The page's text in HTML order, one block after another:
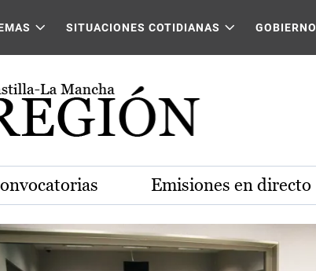
SITUACIONES COTIDIANAS GOBIERNO
Emisiones en directo